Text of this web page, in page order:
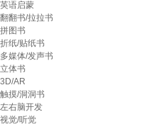
英语启蒙
翻翻书/拉拉书
拼图书
折纸/贴纸书
多媒体/发声书
立体书
3D/AR
触摸/洞洞书
左右脑开发
视觉/听觉